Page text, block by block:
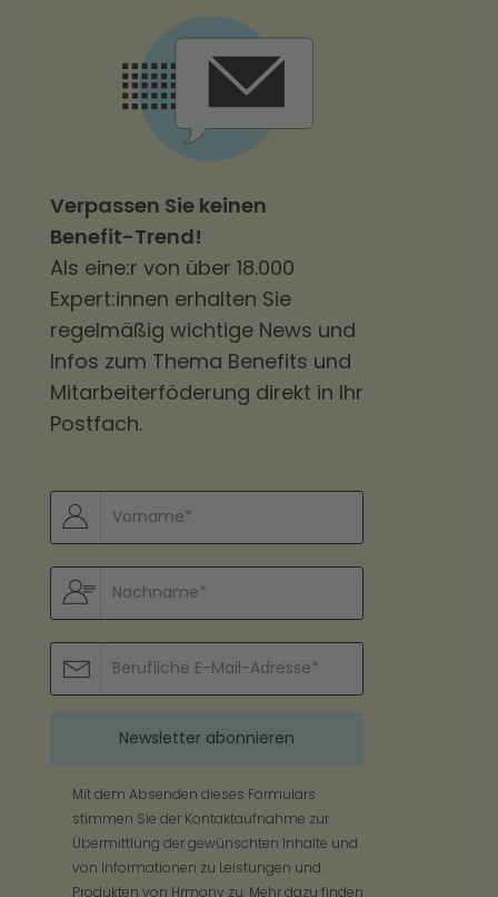
Verpassen Sie keinen
Benefit-Trend!
Als eine:r von über 18.000
Expert:innen erhalten Sie
regelmäßig wichtige News und
Infos zum Thema Benefits und
Mitarbeiterföderung direkt in Ihr
Postfach.
Mit dem Absenden dieses Formulars
stimmen Sie der Kontaktaufnahme zur
Übermittlung der gewünschten Inhalte und
von Informationen zu Leistungen und
Produkten von Hrmony zu. Mehr dazu finden